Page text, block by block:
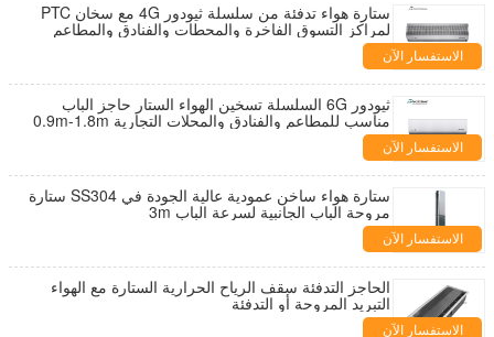
ستارة هواء تدفئة من سلسلة ثيودور 4G مع سخان PTC
لمراكز التسوق الفاخرة والمحطات والفنادق والمطاعم
الاستفسار الآن
ثيودور 6G السلسلة تسخين الهواء الستار حاجز الباب
مناسب للمطاعم والفنادق والمحلات التجارية 0.9m-1.8m
الاستفسار الآن
ستارة هواء ساخن عمودية عالية الجودة في SS304 ستارة
مروحة الباب الجانبية لسرعة الباب 3m
الاستفسار الآن
الحاجز التدفئة سقف الرياح الحرارية الستارة مع الهواء
التبريد المروحة أو التدفئة
الاستفسار الآن